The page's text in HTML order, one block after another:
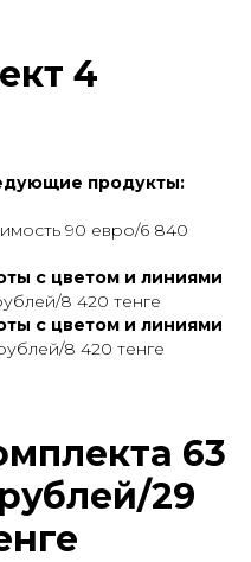
4
продукты:
90 евро/6 840
с цветом и линиями
8 420 тенге
с цветом и линиями
8 420 тенге
63
29